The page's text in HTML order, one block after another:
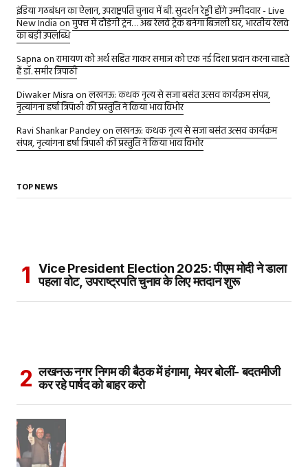
इंडिया गठबंधन का ऐलान, उपराष्ट्रपति चुनाव में बी. सुदर्शन रेड्डी होंगे उम्मीदवार - Live
New Indiaonमुफ्त में दौड़ेगी ट्रेन… अब रेलवे ट्रैक बनेगा बिजली घर, भारतीय रेलवे
का बड़ी उपलब्धि
Sapnaonरामायण को अर्थ सहित गाकर समाज को एक नई दिशा प्रदान करना चाहते
हैं डॉ. समीर त्रिपाठी
Diwaker Misraonलखनऊ: कथक नृत्य से सजा बसंत उत्सव कार्यक्रम संपन्न,
नृत्यांगना हर्षा त्रिपाठी की प्रस्तुति ने किया भाव विभोर
Ravi Shankar Pandeyonलखनऊ: कथक नृत्य से सजा बसंत उत्सव कार्यक्रम
संपन्न, नृत्यांगना हर्षा त्रिपाठी की प्रस्तुति ने किया भाव विभोर
TOP NEWS
Vice President Election 2025: पीएम मोदी ने डाला
पहला वोट, उपराष्ट्रपति चुनाव के लिए मतदान शुरू
लखनऊ नगर निगम की बैठक में हंगामा, मेयर बोलीं- बदतमीजी
कर रहे पार्षद को बाहर करो